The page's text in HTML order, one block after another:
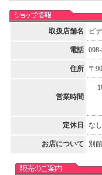
取扱店舗名 ビ
電話
住所 〒
営業時間
定休日 なし
お店について 別